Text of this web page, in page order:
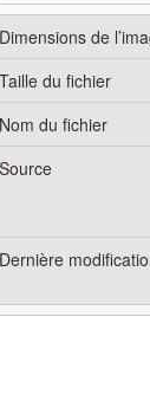
Dimensions de
Taille du fichier
Nom du fichier
Source
Dernière